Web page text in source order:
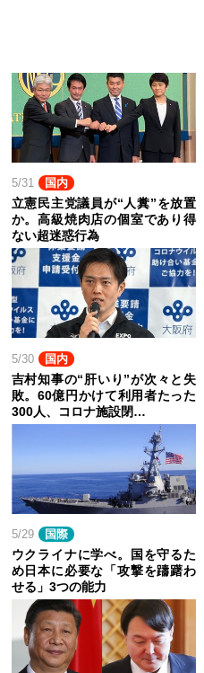
5/31 国内
立憲民主党議員が“人糞”を放置
か。高級焼肉店の個室であり得
ない超迷惑行為
5/30 国内
吉村知事の“肝いり”が次々と失
敗。60億円かけて利用者たった
300人、コロナ施設閉…
5/29 国際
ウクライナに学べ。国を守るた
め日本に必要な「攻撃を躊躇わ
せる」3つの能力